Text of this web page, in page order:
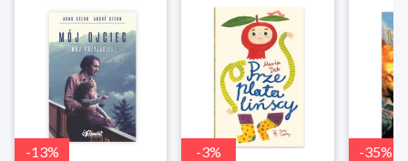
-13% -3% -35%